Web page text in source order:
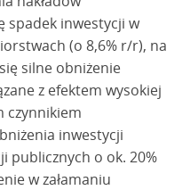
spadek inwestycji w
(o 8,6% r/r), na
silne obniżenie
z efektem wysokiej
czynnikiem
inwestycji
publicznych o ok. 20%
w załamaniu